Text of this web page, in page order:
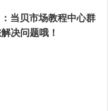
当贝市场教程中心群
决问题哦！